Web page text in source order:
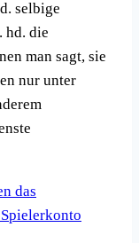
selbige
hd. die
man sagt, sie
nur unter
das